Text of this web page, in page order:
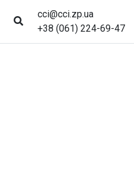
cci@cci.zp.ua
+38 (061) 224-69-47